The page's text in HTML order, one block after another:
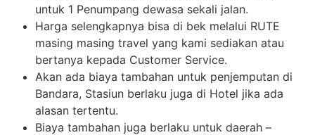
untuk 1 Penumpang dewasa sekali jalan.
Harga selengkapnya bisa di bek melalui RUTE
masing masing travel yang kami sediakan atau
bertanya kepada Customer Service.
Akan ada biaya tambahan untuk penjemputan di
Bandara, Stasiun berlaku juga di Hotel jika ada
alasan tertentu.
Biaya tambahan juga berlaku untuk daerah –